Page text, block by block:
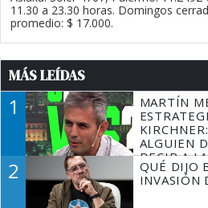
11.30 a 23.30 horas. Domingos
promedio: $ 17.000.
MÁS LEÍDAS
1
MARTÍN
ALGUIEN
DECIR A
TIENE
2
QUÉ DIJO
INVASIÓN